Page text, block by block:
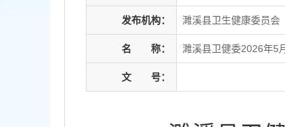
发布机构： 濉溪县卫生健康委员会
名 称： 濉溪县卫健委2026年5
文 号：